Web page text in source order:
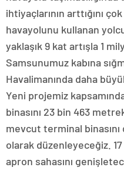
ihtiyaçlarının arttığını
havayolunu kullanan
yaklaşık 9 kat artışla 1
Samsunumuz kabına
Havalimanında daha
Yeni projemiz
binasını 23 bin 463
mevcut terminal binasını
olarak düzenleyeceğiz.
apron sahasını